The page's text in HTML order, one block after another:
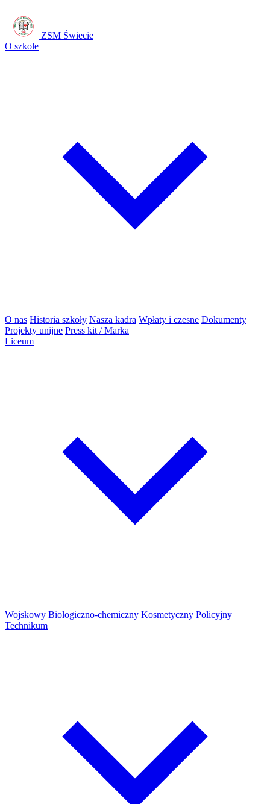
ZSM Świecie
O szkole
O nas Historia szkoły Nasza kadra Wpłaty i czesne Dokumenty
Projekty unijne Press kit / Marka
Liceum
Wojskowy Biologiczno-chemiczny Kosmetyczny Policyjny
Technikum